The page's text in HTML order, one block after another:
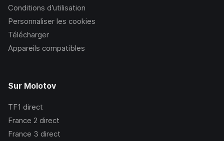
Conditions d’utilisation
Personnaliser les cookies
Télécharger
Appareils compatibles
Sur Molotov
TF1 direct
France 2 direct
France 3 direct